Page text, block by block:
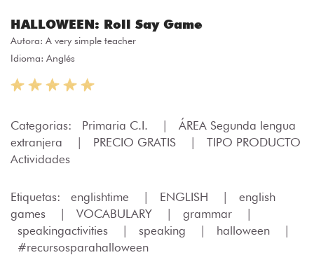
HALLOWEEN: Roll Say Game
Autora: A very simple teacher
Idioma: Anglés
Categorias: Primaria C.I. |
ÁREA Segunda lengua
extranjera
| PRECIO GRATIS |
TIPO PRODUCTO
Actividades
Etiquetas: englishtime | ENGLISH |
english
games
| VOCABULARY | grammar
|
speakingactivities
| speaking | halloween
|
#recursosparahalloween